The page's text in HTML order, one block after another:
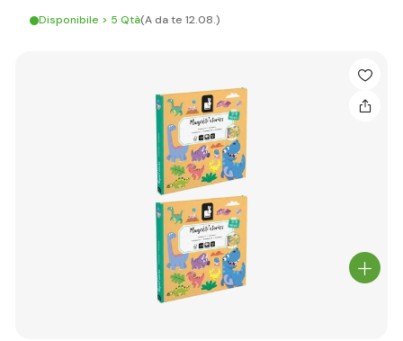
Disponibile > 5 Qtà(A da te 12.08.)